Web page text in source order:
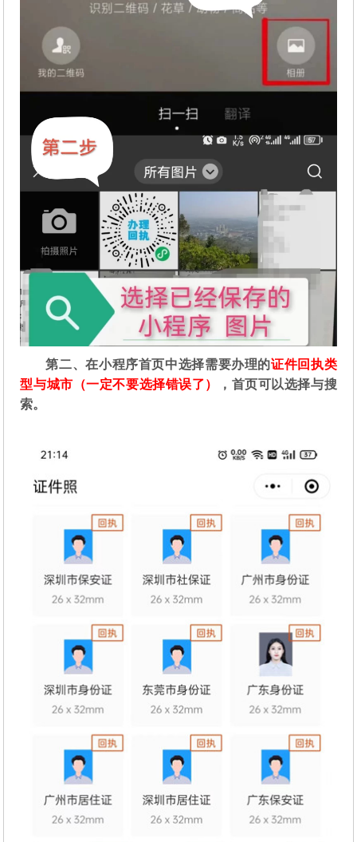
第二、在小程序首页中选择需要办理的证件回执类
型与城市（一定不要选择错误了）
，首页可以选择与搜
索。